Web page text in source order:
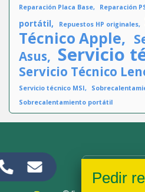
Reparación Placa Base
Reparación
portátil
Repuestos HP originales
Técnico Apple
Asus
Servicio
Servicio Técnico
Servicio técnico MSI
Sobrecalentamiento portátil